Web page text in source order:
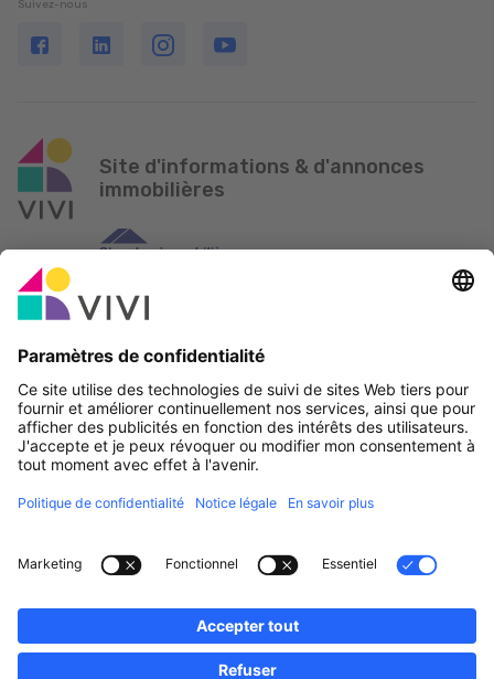
Suivez-nous
Site d'informations & d'annonces
immobilières
Professionnels, devenez membres!
Notice Légale